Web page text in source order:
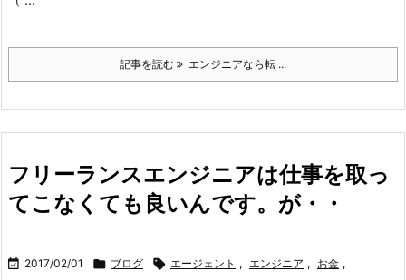
記事を読む エンジニアなら転 ...
フリーランスエンジニアは仕事を取っ
てこなくても良いんです。が・・
 2017/02/01  ブログ  エージェント , エンジニア , お金 ,